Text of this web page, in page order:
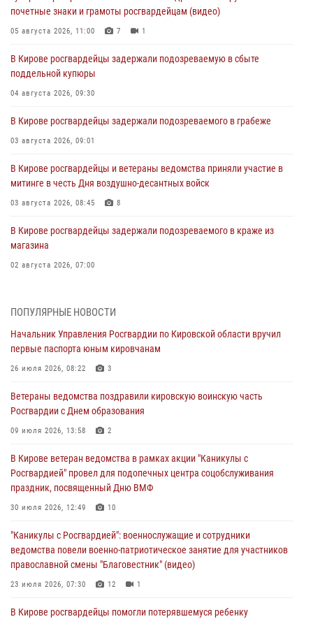
почетные знаки и грамоты росгвардейцам (видео)
05 августа 2026, 11:00 7 1
В Кирове росгвардейцы задержали подозреваемую в сбыте
поддельной купюры
04 августа 2026, 09:30
В Кирове росгвардейцы задержали подозреваемого в грабеже
03 августа 2026, 09:01
В Кирове росгвардейцы и ветераны ведомства приняли участие в
митинге в честь Дня воздушно-десантных войск
03 августа 2026, 08:45 8
В Кирове росгвардейцы задержали подозреваемого в краже из
магазина
02 августа 2026, 07:00
Российской Федерации
В Росгвардии вспоминают российских воинов, погибших в Первой
мировой войне 1914-1918 годов
В Кирове офицер Росгвардии стал победителем открытого
шахматного турнира
Директор Росгвардии Герой России генерал армии Виктор Золотов
поздравил специалистов подразделений тыла с профессиональным
праздником
ПОПУЛЯРНЫЕ НОВОСТИ
Начальник Управления Росгвардии по Кировской области вручил
первые паспорта юным кировчанам
26 июля 2026, 08:22 3
Ветераны ведомства поздравили кировскую воинскую часть
Росгвардии с Днем образования
09 июля 2026, 13:58 2
В Кирове ветеран ведомства в рамках акции "Каникулы с
Росгвардией" провел для подопечных центра соцобслуживания
праздник, посвященный Дню ВМФ
30 июля 2026, 12:49 10
"Каникулы с Росгвардией": военнослужащие и сотрудники
ведомства повели военно-патриотическое занятие для участников
православной смены "Благовестник" (видео)
23 июля 2026, 07:30 12 1
В Кирове росгвардейцы помогли потерявшемуся ребенку